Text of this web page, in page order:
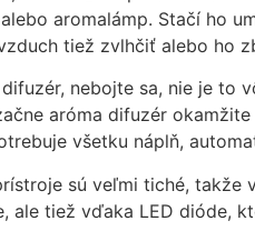
aromalámp. Stačí ho
tiež zvlhčiť alebo ho
nebojte sa, nie je to
aróma difuzér
všetku náplň,
sú veľmi tiché, takže
ale tiež vďaka LED dióde,